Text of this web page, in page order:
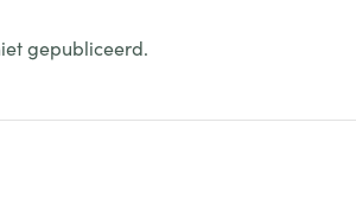
gepubliceerd.